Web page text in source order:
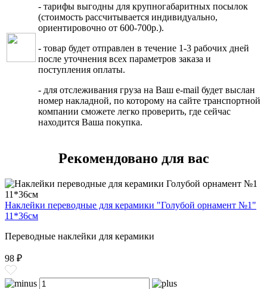
- тарифы выгодны для крупногабаритных посылок
(стоимость рассчитывается индивидуально,
ориентировочно от 600-700р.).
- товар будет отправлен в течение 1-3 рабочих дней
после уточнения всех параметров заказа и
поступления оплаты.
- для отслеживания груза на Ваш e-mail будет выслан
номер накладной, по которому на сайте транспортной
компании сможете легко проверить, где сейчас
находится Ваша покупка.
Рекомендовано для вас
Наклейки переводные для керамики "Голубой орнамент №1"
11*36см
Переводные наклейки для керамики
98 ₽